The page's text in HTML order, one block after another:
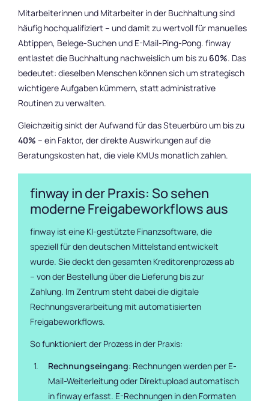
Mitarbeiterinnen und Mitarbeiter in der Buchhaltung sind
häufig hochqualifiziert – und damit zu wertvoll für manuelles
Abtippen, Belege-Suchen und E-Mail-Ping-Pong. finway
entlastet die Buchhaltung nachweislich um bis zu 60%. Das
bedeutet: dieselben Menschen können sich um strategisch
wichtigere Aufgaben kümmern, statt administrative
Routinen zu verwalten.
Gleichzeitig sinkt der Aufwand für das Steuerbüro um bis zu
40% – ein Faktor, der direkte Auswirkungen auf die
Beratungskosten hat, die viele KMUs monatlich zahlen.
finway in der Praxis: So sehen
moderne Freigabeworkflows aus
finway ist eine KI-gestützte Finanzsoftware, die
speziell für den deutschen Mittelstand entwickelt
wurde. Sie deckt den gesamten Kreditorenprozess ab
– von der Bestellung über die Lieferung bis zur
Zahlung. Im Zentrum steht dabei die digitale
Rechnungsverarbeitung mit automatisierten
Freigabeworkflows.
So funktioniert der Prozess in der Praxis:
Rechnungseingang: Rechnungen werden per E-
Mail-Weiterleitung oder Direktupload automatisch
in finway erfasst. E-Rechnungen in den Formaten